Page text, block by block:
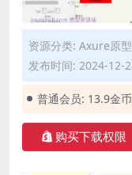
资源分类: Axure原
发布时间: 2024-12-
普通会员: 13.9金币
购买下载权限